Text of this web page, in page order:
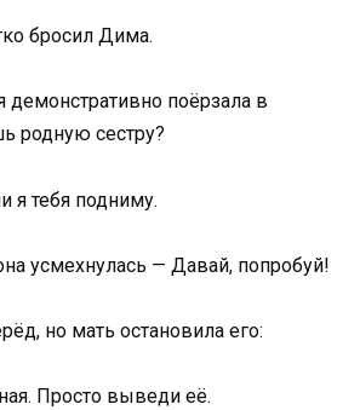
бросил Дима.
демонстративно поёрзала в
родную сестру?
я тебя подниму.
усмехнулась — Давай, попробуй!
но мать остановила его:
Просто выведи её.